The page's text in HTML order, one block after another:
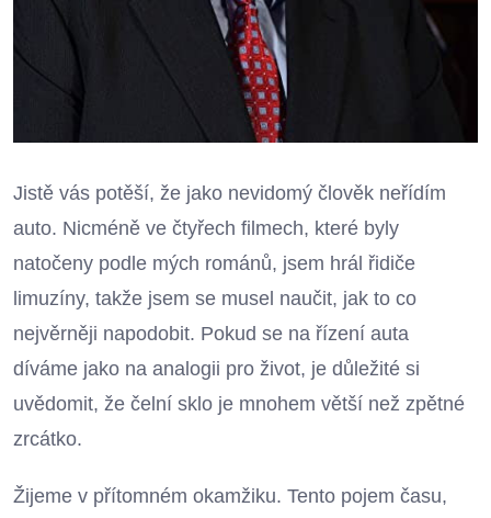
Jistě vás potěší, že jako nevidomý člověk neřídím
auto. Nicméně ve čtyřech filmech, které byly
natočeny podle mých románů, jsem hrál řidiče
limuzíny, takže jsem se musel naučit, jak to co
nejvěrněji napodobit. Pokud se na řízení auta
díváme jako na analogii pro život, je důležité si
uvědomit, že čelní sklo je mnohem větší než zpětné
zrcátko.
Žijeme v přítomném okamžiku. Tento pojem času,